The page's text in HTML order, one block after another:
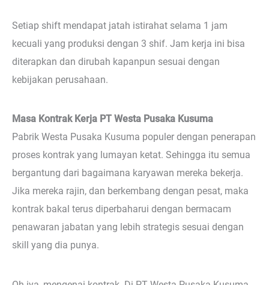
Setiap shift mendapat jatah istirahat selama 1 jam
kecuali yang produksi dengan 3 shif. Jam kerja ini bisa
diterapkan dan dirubah kapanpun sesuai dengan
kebijakan perusahaan.
Masa Kontrak Kerja PT Westa Pusaka Kusuma
Pabrik Westa Pusaka Kusuma populer dengan penerapan
proses kontrak yang lumayan ketat. Sehingga itu semua
bergantung dari bagaimana karyawan mereka bekerja.
Jika mereka rajin, dan berkembang dengan pesat, maka
kontrak bakal terus diperbaharui dengan bermacam
penawaran jabatan yang lebih strategis sesuai dengan
skill yang dia punya.